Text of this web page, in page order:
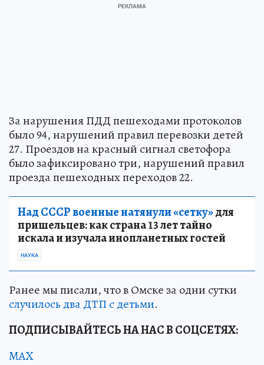
За нарушения ПДД пешеходами протоколов
было 94, нарушений правил перевозки детей
27. Проездов на красный сигнал светофора
было зафиксировано три, нарушений правил
проезда пешеходных переходов 22.
Над СССР военные натянули «сетку»для
пришельцев: как страна 13 лет тайно
искала и изучала инопланетных гостей
НАУКА
Ранее мы писали, что в Омске за одни сутки
случилось два ДТП с детьми.
ПОДПИСЫВАЙТЕСЬ НА НАС В СОЦСЕТЯХ:
MAX